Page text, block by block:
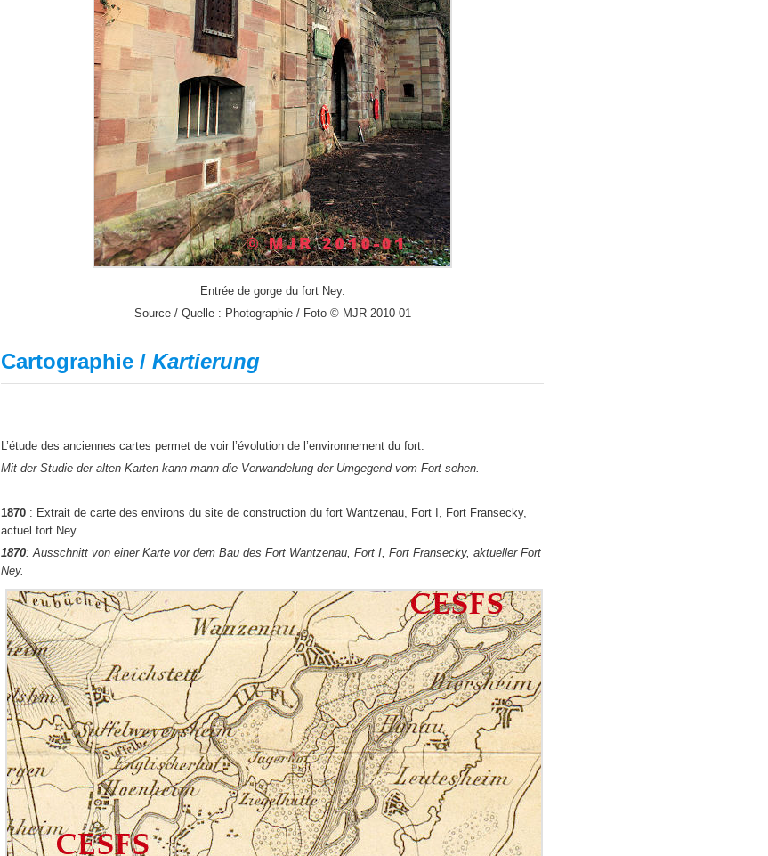
Entrée de gorge du fort Ney.
Source / Quelle : Photographie / Foto © MJR 2010-01
Cartographie / Kartierung
L’étude des anciennes cartes permet de voir l’évolution de l’environnement du fort.
Mit der Studie der alten Karten kann mann die Verwandelung der Umgegend vom Fort sehen.
1870 : Extrait de carte des environs du site de construction du fort Wantzenau, Fort I, Fort Fransecky,
actuel fort Ney.
1870: Ausschnitt von einer Karte vor dem Bau des Fort Wantzenau, Fort I, Fort Fransecky, aktueller Fort
Ney.